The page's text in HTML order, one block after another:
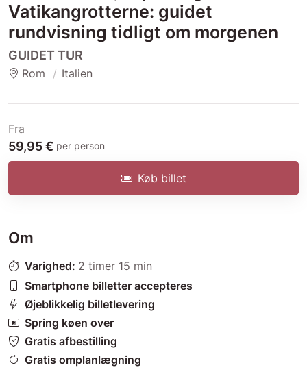
Vatikangrotterne: guidet
rundvisning tidligt om morgenen
GUIDET TUR
Rom Italien
Fra
59,95 € per person
Køb billet
Om
Varighed: 2 timer 15 min
Smartphone billetter accepteres
Øjeblikkelig billetlevering
Spring køen over
Gratis afbestilling
Gratis omplanlægning